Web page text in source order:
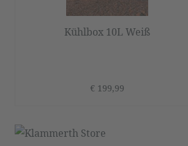
Kühlbox 10L Weiß
€ 199,99